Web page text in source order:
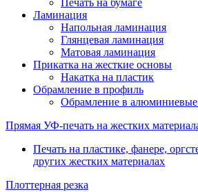
Печать на бумаге
Ламинация
Напольная ламинация
Глянцевая ламинация
Матовая ламинация
Прикатка на жесткие основы
Накатка на пластик
Обрамление в профиль
Обрамление в
Прямая УФ-печать на жестких
Печать на пластике, фанере,
других жестких материалах
Плоттерная резка